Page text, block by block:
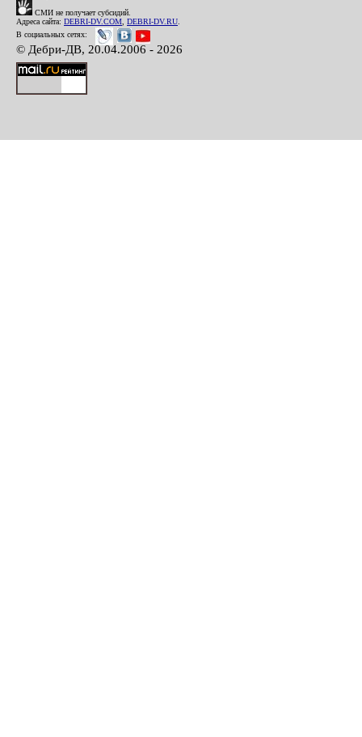
СМИ не получает субсидий.
Адреса сайта: DEBRI-DV.COM DEBRI-DV.RU
В социальных сетях:
© Дебри-ДВ, 20.04.2006 - 2026